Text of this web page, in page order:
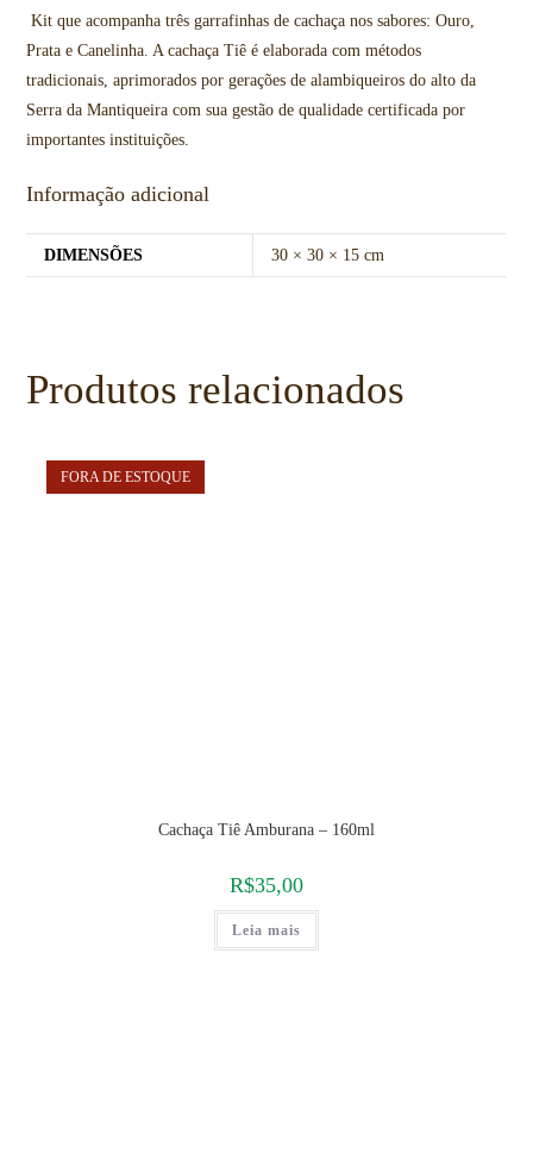
Kit que acompanha três garrafinhas de cachaça nos sabores: Ouro,
Prata e Canelinha. A cachaça Tiê é elaborada com métodos
tradicionais, aprimorados por gerações de alambiqueiros do alto da
Serra da Mantiqueira com sua gestão de qualidade certificada por
importantes instituições.
Informação adicional
DIMENSÕES 30 × 30 × 15 cm
Produtos relacionados
FORA DE ESTOQUE
Cachaça Tiê Amburana – 160ml
R$35,00
Leia mais